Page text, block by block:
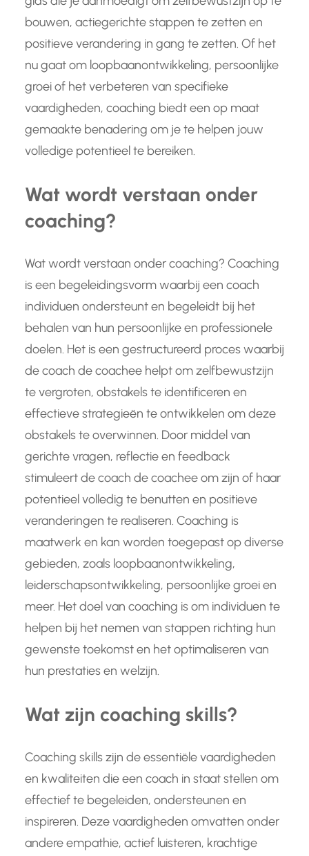
bouwen, actiegerichte stappen te zetten en
positieve verandering in gang te zetten. Of het
nu gaat om loopbaanontwikkeling, persoonlijke
groei of het verbeteren van specifieke
vaardigheden, coaching biedt een op maat
gemaakte benadering om je te helpen jouw
volledige potentieel te bereiken.
Wat wordt verstaan onder
coaching?
Wat wordt verstaan onder coaching? Coaching
is een begeleidingsvorm waarbij een coach
individuen ondersteunt en begeleidt bij het
behalen van hun persoonlijke en professionele
doelen. Het is een gestructureerd proces waarbij
de coach de coachee helpt om zelfbewustzijn
te vergroten, obstakels te identificeren en
effectieve strategieën te ontwikkelen om deze
obstakels te overwinnen. Door middel van
gerichte vragen, reflectie en feedback
stimuleert de coach de coachee om zijn of haar
potentieel volledig te benutten en positieve
veranderingen te realiseren. Coaching is
maatwerk en kan worden toegepast op diverse
gebieden, zoals loopbaanontwikkeling,
leiderschapsontwikkeling, persoonlijke groei en
meer. Het doel van coaching is om individuen te
helpen bij het nemen van stappen richting hun
gewenste toekomst en het optimaliseren van
hun prestaties en welzijn.
Wat zijn coaching skills?
Coaching skills zijn de essentiële vaardigheden
en kwaliteiten die een coach in staat stellen om
effectief te begeleiden, ondersteunen en
inspireren. Deze vaardigheden omvatten onder
andere empathie, actief luisteren, krachtige